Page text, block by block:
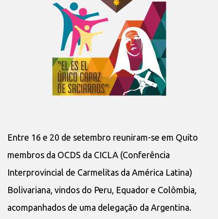
Entre 16 e 20 de setembro reuniram-se em Quito
membros da OCDS da CICLA (Conferência
Interprovincial de Carmelitas da América Latina)
Bolivariana, vindos do Peru, Equador e Colômbia,
acompanhados de uma delegação da Argentina.